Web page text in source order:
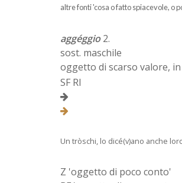
altre fonti 'cosa o fatto spiacevole, o
aggéggio2.
sost. maschile
oggetto di scarso valore,
SF RI
Un tròschi, lo dicé(v)ano anche
Z 'oggetto di poco conto'